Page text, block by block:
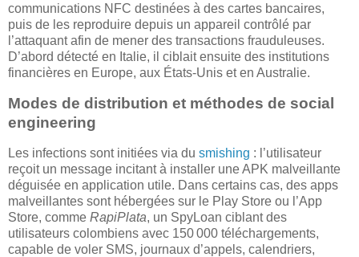
communications NFC destinées à des cartes bancaires,
puis de les reproduire depuis un appareil contrôlé par
l’attaquant afin de mener des transactions frauduleuses.
D’abord détecté en Italie, il ciblait ensuite des institutions
financières en Europe, aux États-Unis et en Australie.
Modes de distribution et méthodes de social
engineering
Les infections sont initiées via du smishing : l’utilisateur
reçoit un message incitant à installer une APK malveillante
déguisée en application utile. Dans certains cas, des apps
malveillantes sont hébergées sur le Play Store ou l’App
Store, comme RapiPlata, un SpyLoan ciblant des
utilisateurs colombiens avec 150 000 téléchargements,
capable de voler SMS, journaux d’appels, calendriers,